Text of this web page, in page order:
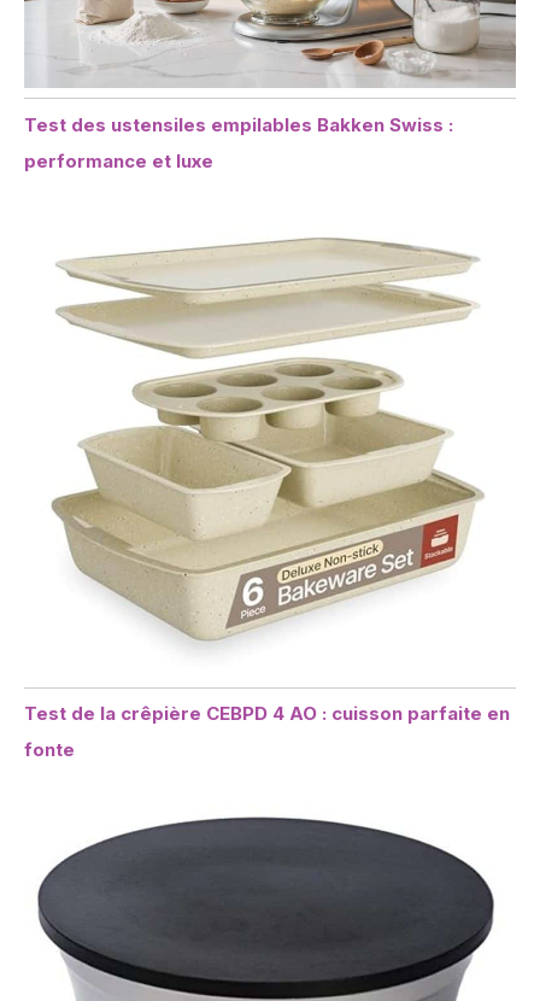
Test des ustensiles empilables Bakken Swiss :
performance et luxe
Test de la crêpière CEBPD 4 AO : cuisson parfaite en
fonte